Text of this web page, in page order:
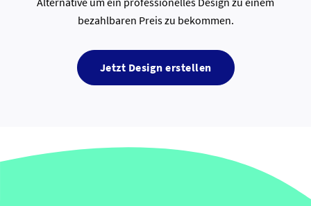
bezahlbaren Preis zu bekommen.
Jetzt Design erstellen